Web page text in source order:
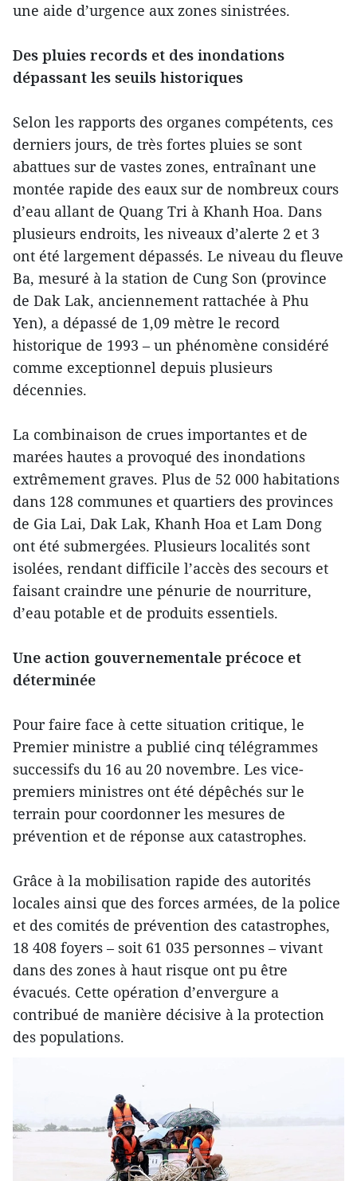
une aide d’urgence aux zones sinistrées.
Des pluies records et des inondations
dépassant les seuils historiques
Selon les rapports des organes compétents, ces
derniers jours, de très fortes pluies se sont
abattues sur de vastes zones, entraînant une
montée rapide des eaux sur de nombreux cours
d’eau allant de Quang Tri à Khanh Hoa. Dans
plusieurs endroits, les niveaux d’alerte 2 et 3
ont été largement dépassés. Le niveau du fleuve
Ba, mesuré à la station de Cung Son (province
de Dak Lak, anciennement rattachée à Phu
Yen), a dépassé de 1,09 mètre le record
historique de 1993 – un phénomène considéré
comme exceptionnel depuis plusieurs
décennies.
La combinaison de crues importantes et de
marées hautes a provoqué des inondations
extrêmement graves. Plus de 52 000 habitations
dans 128 communes et quartiers des provinces
de Gia Lai, Dak Lak, Khanh Hoa et Lam Dong
ont été submergées. Plusieurs localités sont
isolées, rendant difficile l’accès des secours et
faisant craindre une pénurie de nourriture,
d’eau potable et de produits essentiels.
Une action gouvernementale précoce et
déterminée
Pour faire face à cette situation critique, le
Premier ministre a publié cinq télégrammes
successifs du 16 au 20 novembre. Les vice-
premiers ministres ont été dépêchés sur le
terrain pour coordonner les mesures de
prévention et de réponse aux catastrophes.
Grâce à la mobilisation rapide des autorités
locales ainsi que des forces armées, de la police
et des comités de prévention des catastrophes,
18 408 foyers – soit 61 035 personnes – vivant
dans des zones à haut risque ont pu être
évacués. Cette opération d’envergure a
contribué de manière décisive à la protection
des populations.